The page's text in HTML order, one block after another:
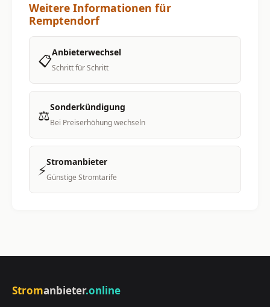
Weitere Informationen für
Remptendorf
📋Anbieterwechsel
Schritt für Schritt
⚖️Sonderkündigung
Bei Preiserhöhung wechseln
⚡Stromanbieter
Günstige Stromtarife
Stromanbieter.online